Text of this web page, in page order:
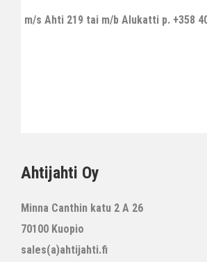
m/s Ahti 219 tai m/b Alukatti p. +358
Ahtijahti Oy
Minna Canthin katu 2 A 26
70100 Kuopio
sales(a)ahtijahti.fi